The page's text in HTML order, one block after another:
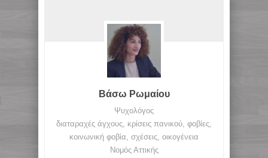
Βάσω Ρωμαίου
Ψυχολόγος
διαταραχές άγχους, κρίσεις πανικού, φοβίες,
κοινωνική φοβία, σχέσεις, οικογένεια
Νομός Αττικής